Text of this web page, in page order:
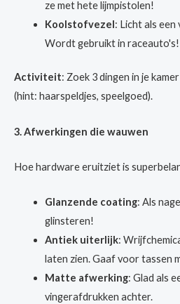
ze met hete lijmpistolen!
Koolstofvezel: Licht als
Wordt gebruikt in raceauto's!
Activiteit: Zoek 3 dingen in je
(hint: haarspeldjes, speelgoed).
3. Afwerkingen die wauwen
Hoe hardware eruitziet is
Glanzende coating: Als
glinsteren!
Antiek uiterlijk:
laten zien. Gaaf voor tassen
Matte afwerking: Glad als
vingerafdrukken achter.